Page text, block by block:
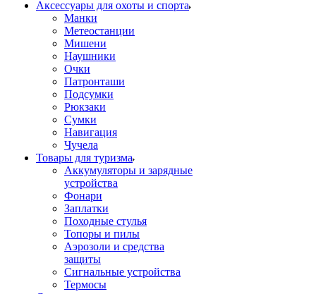
Аксессуары для охоты и спорта
Манки
Метеостанции
Мишени
Наушники
Очки
Патронташи
Подсумки
Рюкзаки
Сумки
Навигация
Чучела
Товары для туризма
Аккумуляторы и зарядные
устройства
Фонари
Заплатки
Походные стулья
Топоры и пилы
Аэрозоли и средства
защиты
Сигнальные устройства
Термосы